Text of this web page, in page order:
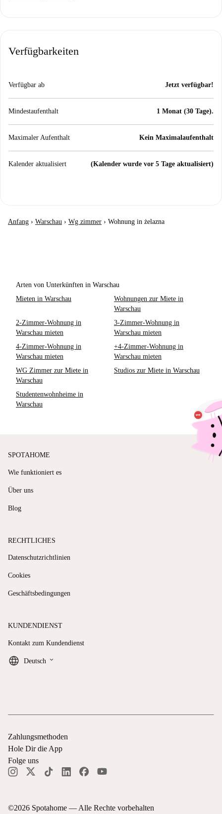
Verfügbarkeiten
Verfügbar ab Jetzt verfügbar!
Mindestaufenthalt 1 Monat (30 Tage).
Maximaler Aufenthalt Kein Maximalaufenthalt
Kalender aktualisiert (Kalender wurde vor 5 Tage aktualisiert)
Anfang › Warschau › Wg zimmer › Wohnung in żelazna
Arten von Unterkünften in Warschau
Mieten in Warschau
Wohnungen zur Miete in
Warschau
2-Zimmer-Wohnung in
Warschau mieten
3-Zimmer-Wohnung in
Warschau mieten
4-Zimmer-Wohnung in
Warschau mieten
+4-Zimmer-Wohnung in
Warschau mieten
WG Zimmer zur Miete in
Warschau
Studios zur Miete in Warschau
Studentenwohnheime in
Warschau
SPOTAHOME
Wie funktioniert es
Über uns
Blog
RECHTLICHES
Datenschutzrichtlinien
Cookies
Geschäftsbedingungen
KUNDENDIENST
Kontakt zum Kundendienst
Deutsch keyboard_arrow_down
©2026 Spotahome — Alle Rechte vorbehalten
Zahlungsmethoden
Hole Dir die App
Folge uns